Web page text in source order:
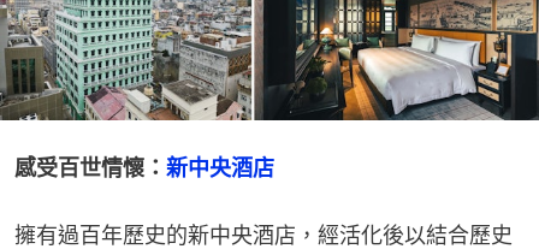
感受百世情懷： 新中央酒店
擁有過百年歷史的新中央酒店，經活化後以結合歷史